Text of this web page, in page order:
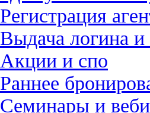
Регистрация
Выдача логина и
Акции и спо
Раннее
Семинары и